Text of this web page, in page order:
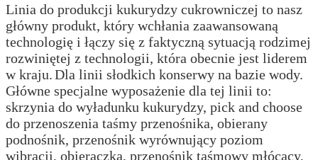
Linia do produkcji kukurydzy cukrowniczej to nasz
główny produkt, który wchłania zaawansowaną
technologię i łączy się z faktyczną sytuacją rodzimej
rozwiniętej z technologii, która obecnie jest liderem
w kraju.Dla linii słodkich konserwy na bazie wody.
Główne specjalne wyposażenie dla tej linii to:
skrzynia do wyładunku kukurydzy, pick and choose
do przenoszenia taśmy przenośnika, obierany
podnośnik, przenośnik wyrównujący poziom
wibracji, obieraczka, przenośnik taśmowy młócący,